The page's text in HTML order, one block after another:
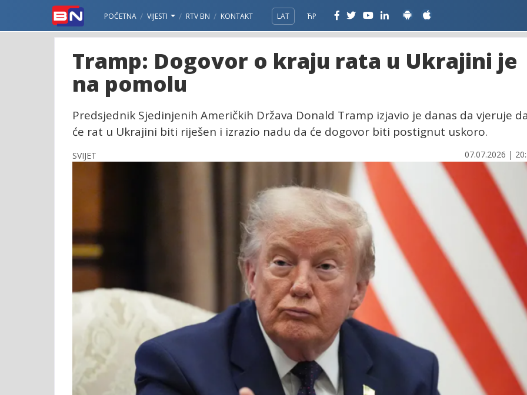
POČETNA VIJESTI RTV BN KONTAKT LAT ЋР
Tramp: Dogovor o kraju rata u Ukrajini je
na pomolu
Predsjednik Sjedinjenih Američkih Država Donald Tramp izjavio je danas da vjeruje
će rat u Ukrajini biti riješen i izrazio nadu da će dogovor biti postignut uskoro.
SVIJET 07.07.2026 |